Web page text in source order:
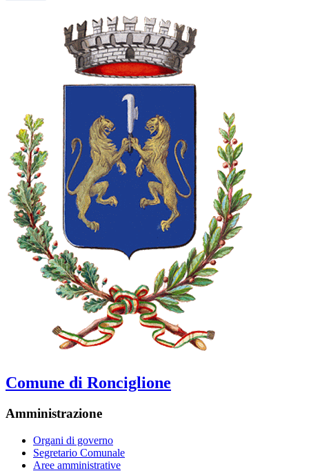
Comune di Ronciglione
Amministrazione
Organi di governo
Segretario Comunale
Aree amministrative